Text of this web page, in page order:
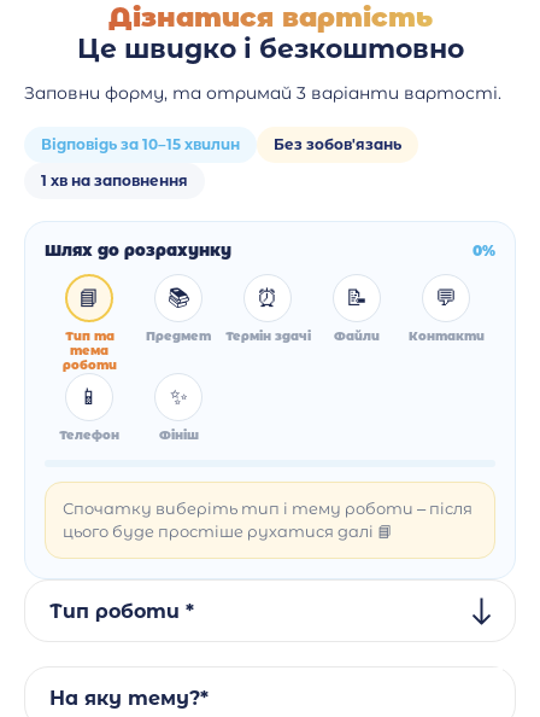
Дізнатися вартість
Це швидко і безкоштовно
Заповни форму, та отримай 3 варіанти вартості.
Відповідь за 10–15 хвилин
Без зобов'язань
1 хв на заповнення
Шлях до розрахунку 0%
📘
Тип та
тема
роботи
📚
Предмет
⏰
Термін здачі
📝
Файли
💬
Контакти
📱
Телефон
✨
Фініш
Спочатку виберіть тип і тему роботи – після
цього буде простіше рухатися далі 📘
Тип роботи *
На яку тему?*